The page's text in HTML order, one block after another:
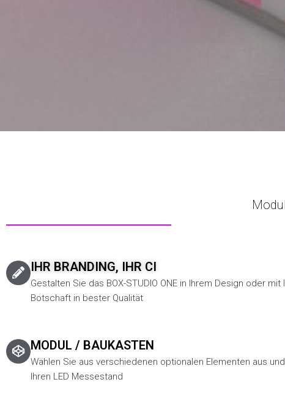
IHR BRANDING, IHR CI
Gestalten Sie das BOX-STUDIO ONE in Ihrem Design oder mit
Botschaft in bester Qualität
MODUL / BAUKASTEN
Wählen Sie aus verschiedenen optionalen Elementen aus
Ihren LED Messestand